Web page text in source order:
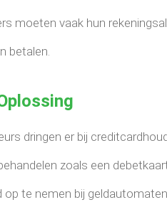
moeten vaak hun
betalen.
dringen er bij
zoals een
op te nemen bij